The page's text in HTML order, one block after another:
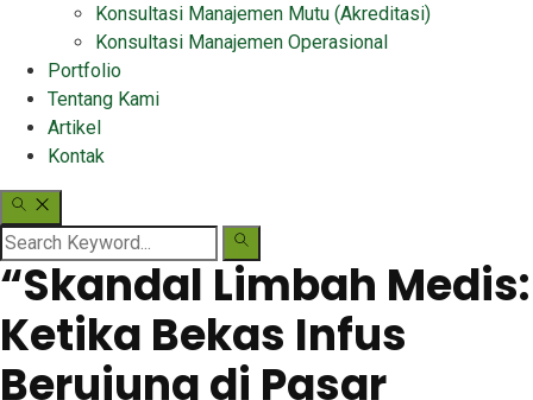
Konsultasi Manajemen Mutu (Akreditasi)
Konsultasi Manajemen Operasional
Portfolio
Tentang Kami
Artikel
Kontak
“Skandal Limbah Medis:
Ketika Bekas Infus
Berujung di Pasar